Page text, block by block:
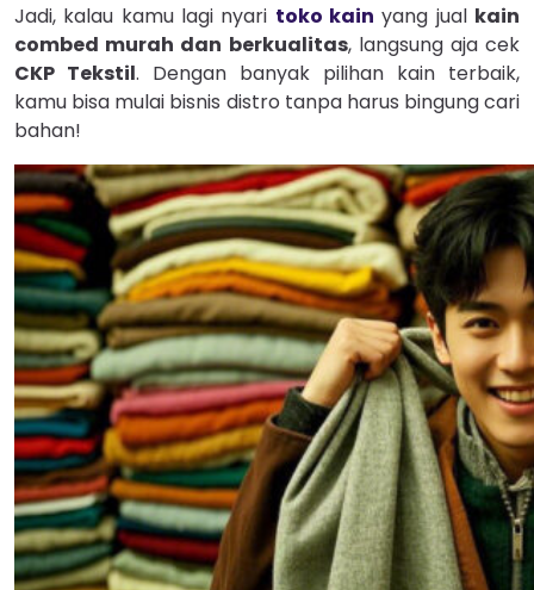
Jadi, kalau kamu lagi nyari toko kain yang jual kain
combed murah dan berkualitas, langsung aja cek
CKP Tekstil. Dengan banyak pilihan kain terbaik,
kamu bisa mulai bisnis distro tanpa harus bingung cari
bahan!